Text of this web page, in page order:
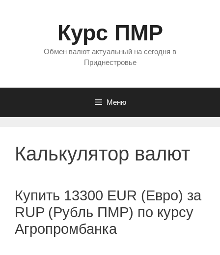
Курс ПМР
Обмен валют актуальный на сегодня в
Приднестровье
Меню
Калькулятор валют
Купить 13300 EUR (Евро) за
RUP (Рубль ПМР) по курсу
Агропромбанка